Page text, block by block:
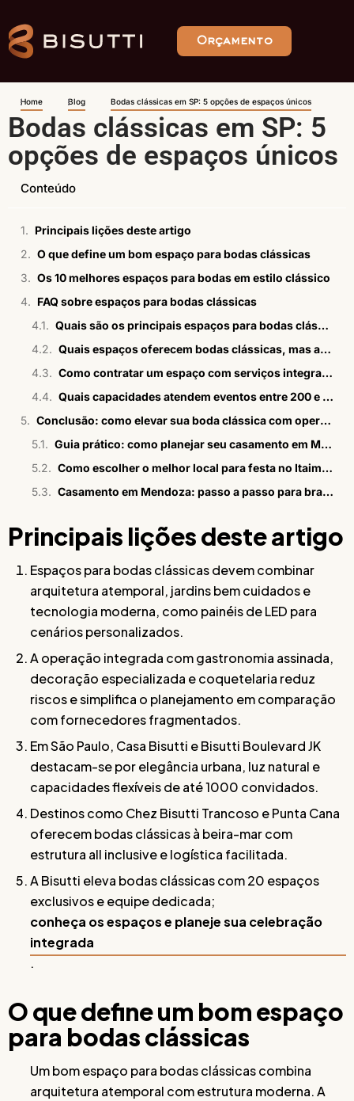
Orçamento
Home Blog Bodas clássicas em SP: 5 opções de espaços únicos
Bodas clássicas em SP: 5
opções de espaços únicos
Conteúdo
Principais lições deste artigo
O que define um bom espaço para bodas clássicas
Os 10 melhores espaços para bodas em estilo clássico
FAQ sobre espaços para bodas clássicas
Quais são os principais espaços para bodas clássicas em São Paulo?
Quais espaços oferecem bodas clássicas, mas ao ar livre?
Como contratar um espaço com serviços integrados para bodas?
Quais capacidades atendem eventos entre 200 e 1000 convidados?
Conclusão: como elevar sua boda clássica com operação integrada
Guia prático: como planejar seu casamento em Mendoza?
Como escolher o melhor local para festa no Itaim Bibi
Casamento em Mendoza: passo a passo para brasileiros
Principais lições deste artigo
Espaços para bodas clássicas devem combinar
arquitetura atemporal, jardins bem cuidados e
tecnologia moderna, como painéis de LED para
cenários personalizados.
A operação integrada com gastronomia assinada,
decoração especializada e coquetelaria reduz
riscos e simplifica o planejamento em comparação
com fornecedores fragmentados.
Em São Paulo, Casa Bisutti e Bisutti Boulevard JK
destacam-se por elegância urbana, luz natural e
capacidades flexíveis de até 1000 convidados.
Destinos como Chez Bisutti Trancoso e Punta Cana
oferecem bodas clássicas à beira-mar com
estrutura all inclusive e logística facilitada.
A Bisutti eleva bodas clássicas com 20 espaços
exclusivos e equipe dedicada;
conheça os espaços e planeje sua celebração
integrada
.
O que define um bom espaço
para bodas clássicas
Um bom espaço para bodas clássicas combina
arquitetura atemporal com estrutura moderna. A